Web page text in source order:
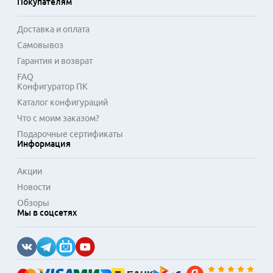
становятся практичным дополнением для организации
Доставка и оплата
Самовывоз
Гарантия и возврат
FAQ
Конфигуратор ПК
Каталог конфигураций
Что с моим заказом?
Подарочные сертификаты
Информация
Акции
Новости
Обзоры
Мы в соцсетях